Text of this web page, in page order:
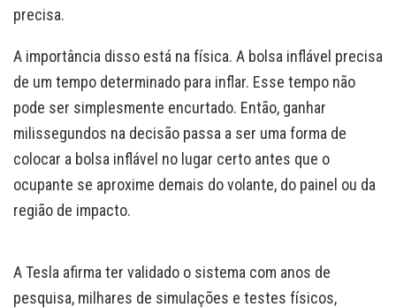
precisa.
A importância disso está na física. A bolsa inflável precisa
de um tempo determinado para inflar. Esse tempo não
pode ser simplesmente encurtado. Então, ganhar
milissegundos na decisão passa a ser uma forma de
colocar a bolsa inflável no lugar certo antes que o
ocupante se aproxime demais do volante, do painel ou da
região de impacto.
A Tesla afirma ter validado o sistema com anos de
pesquisa, milhares de simulações e testes físicos,